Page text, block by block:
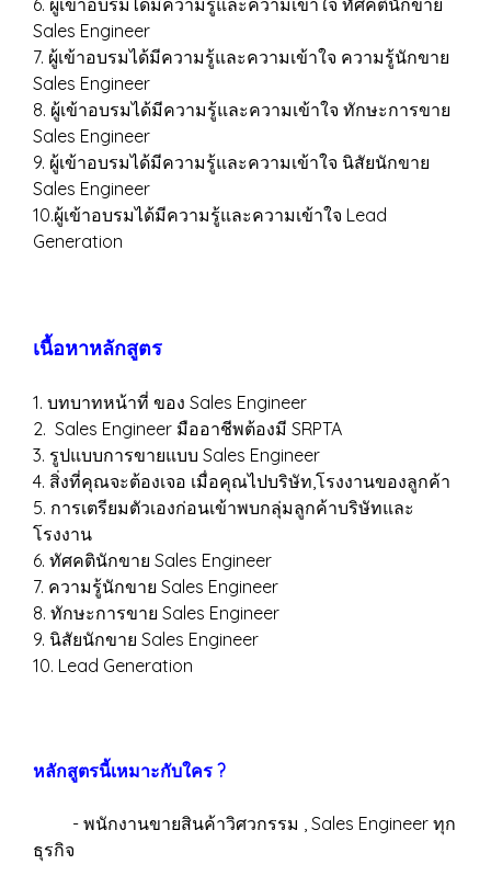
6. ผู้เข้าอบรมได้มีความรู้และความเข้าใจ ทัศคตินักขาย
Sales Engineer
7. ผู้เข้าอบรมได้มีความรู้และความเข้าใจ ความรู้นักขาย
Sales Engineer
8. ผู้เข้าอบรมได้มีความรู้และความเข้าใจ ทักษะการขาย
Sales Engineer
9. ผู้เข้าอบรมได้มีความรู้และความเข้าใจ นิสัยนักขาย
Sales Engineer
10.ผู้เข้าอบรมได้มีความรู้และความเข้าใจ Lead
Generation
เนื้อหาหลักสูตร
1. บทบาทหน้าที่ ของ Sales Engineer
2. Sales Engineer มืออาชีพต้องมี SRPTA
3. รูปแบบการขายแบบ Sales Engineer
4. สิ่งที่คุณจะต้องเจอ เมื่อคุณไปบริษัท,โรงงานของลูกค้า
5. การเตรียมตัวเองก่อนเข้าพบกลุ่มลูกค้าบริษัทและ
โรงงาน
6. ทัศคตินักขาย Sales Engineer
7. ความรู้นักขาย Sales Engineer
8. ทักษะการขาย Sales Engineer
9. นิสัยนักขาย Sales Engineer
10. Lead Generation
หลักสูตรนี้เหมาะกับใคร ?
- พนักงานขายสินค้าวิศวกรรม , Sales Engineer ทุก
ธุรกิจ